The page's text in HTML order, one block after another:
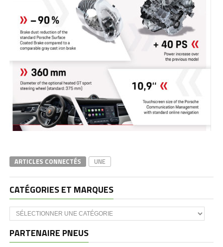
ARTICLES CONNECTÉS UNE
CATÉGORIES ET MARQUES
Catégories
et
PARTENAIRE PNEUS